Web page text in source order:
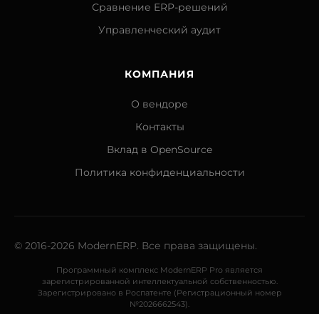
Сравнение ERP-решений
Управленческий аудит
КОМПАНИЯ
О вендоре
Контакты
Вклад в OpenSource
Политика конфиденциальности
© 2016-2026 ModernERP. Все права защищены.
Программный комплекс ModernERP Pro является
зарегистрированной интеллектуальной собственностью.
Зарегистрировано в Роспатенте (Регистрационный номер
№2026662543).